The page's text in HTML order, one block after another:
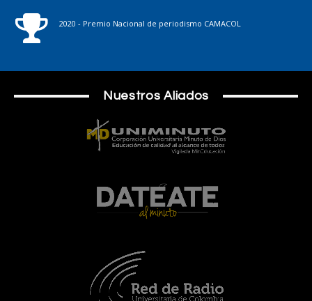
2020 - Premio Nacional de periodismo CAMACOL
Nuestros Aliados